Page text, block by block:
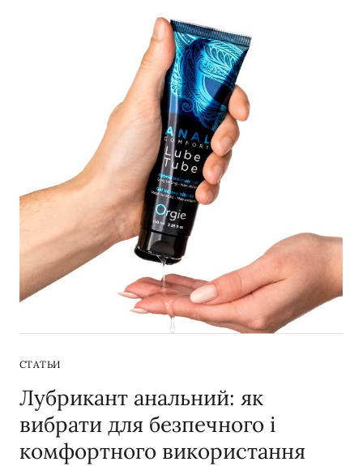
СТАТЬИ
Лубрикант анальний: як
вибрати для безпечного і
комфортного використання